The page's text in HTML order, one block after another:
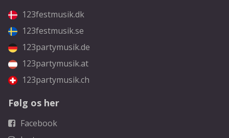
123festmusik.dk
123festmusik.se
123partymusik.de
123partymusik.at
123partymusik.ch
Følg os her
Facebook